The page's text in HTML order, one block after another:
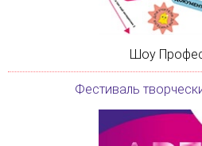
Шоу
Фестиваль